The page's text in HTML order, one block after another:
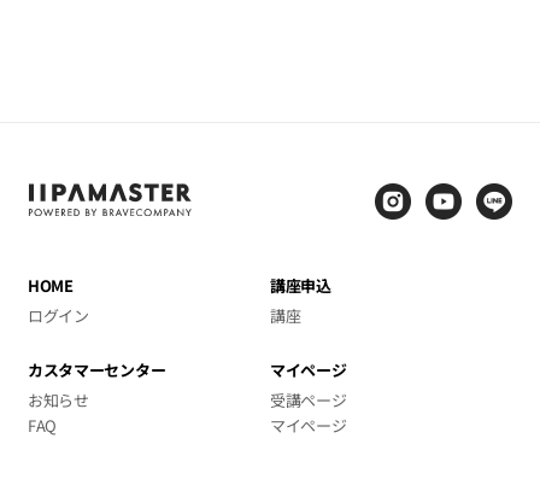
HOME
ログイン
講座申込
講座
カスタマーセンター
お知らせ
FAQ
マイページ
受講ページ
マイページ